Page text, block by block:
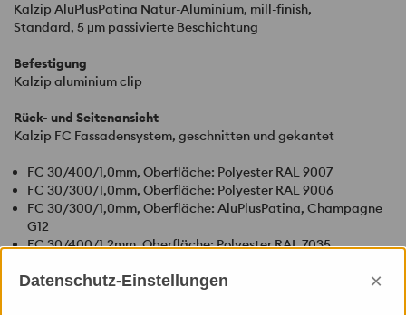
Kalzip AluPlusPatina Natur-Aluminium, mill-finish,
Standard, 5 μm passivierte Beschichtung
Befestigung
Kalzip aluminium clip
Rück- und Seitenansicht
Kalzip FC Fassadensystem, geschnitten und gekantet
FC 30/400/1,0mm, Oberfläche: Polyester RAL9007
FC 30/300/1,0mm, Oberfläche: Polyester RAL9006
FC 30/300/1,0mm, Oberfläche: AluPlusPatina, Champagne
G12
FC 30/400/1,2mm, Oberfläche: PolyesterRAL7035,
FC 30/400/1,0mm, Oberfläche: AluPlusPatina, Champagne
Datenschutz-Einstellungen ×